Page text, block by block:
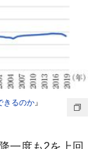
きるのか 』
一度も2を上回